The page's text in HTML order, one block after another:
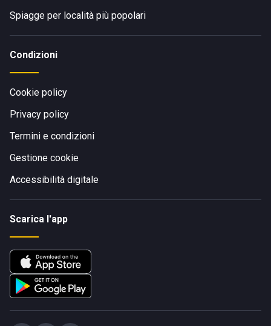
Spiagge per località più popolari
Condizioni
Cookie policy
Privacy policy
Termini e condizioni
Gestione cookie
Accessibilità digitale
Scarica l'app